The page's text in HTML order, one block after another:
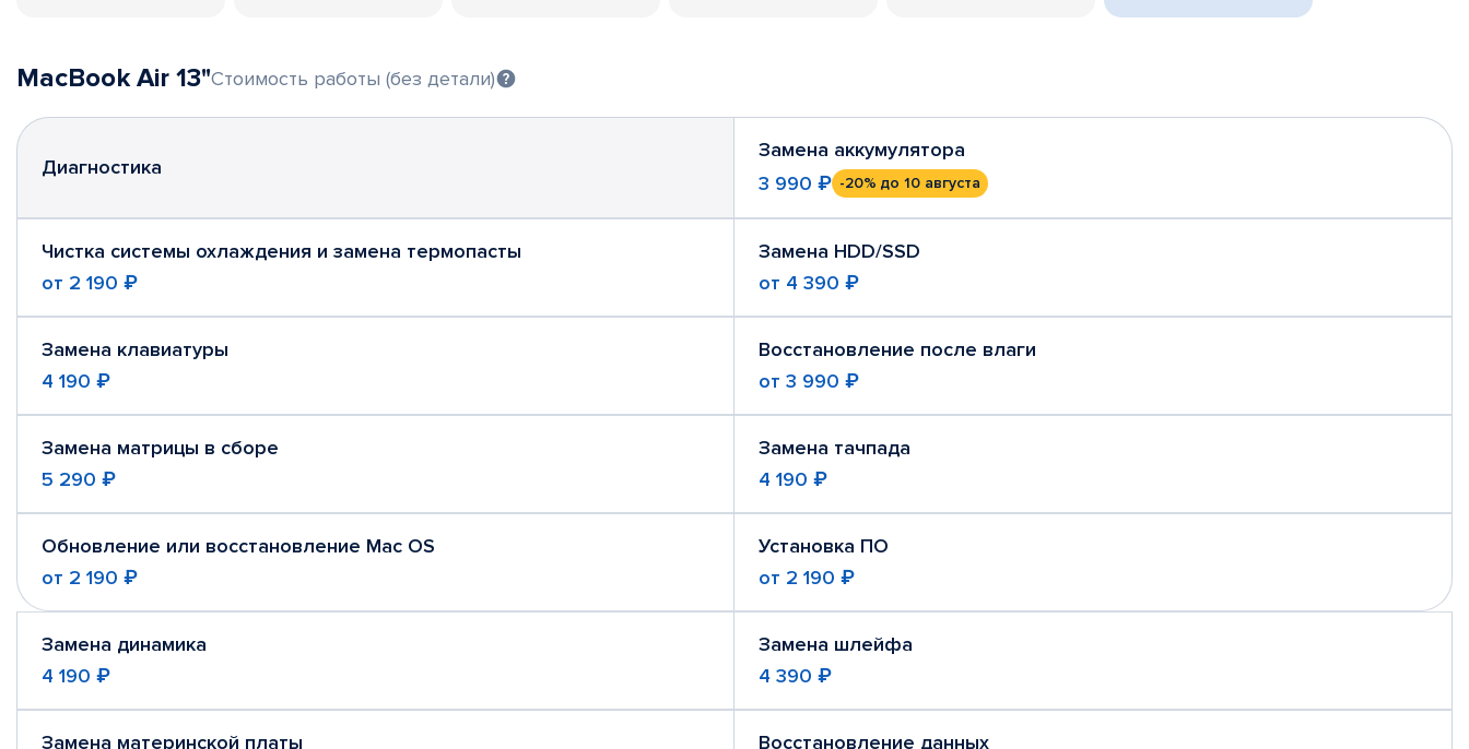
MacBook Air 13"Стоимость работы (без детали)
Диагностика
Замена аккумулятора
3 990 ₽ -20% до 10 августа
Чистка системы охлаждения и замена термопасты
от 2 190 ₽
Замена HDD/SSD
от 4 390 ₽
Замена клавиатуры
4 190 ₽
Восстановление после влаги
от 3 990 ₽
Замена матрицы в сборе
5 290 ₽
Замена тачпада
4 190 ₽
Обновление или восстановление Mac OS
от 2 190 ₽
Установка ПО
от 2 190 ₽
Замена динамика
4 190 ₽
Замена шлейфа
4 390 ₽
Замена материнской платы Восстановление данных